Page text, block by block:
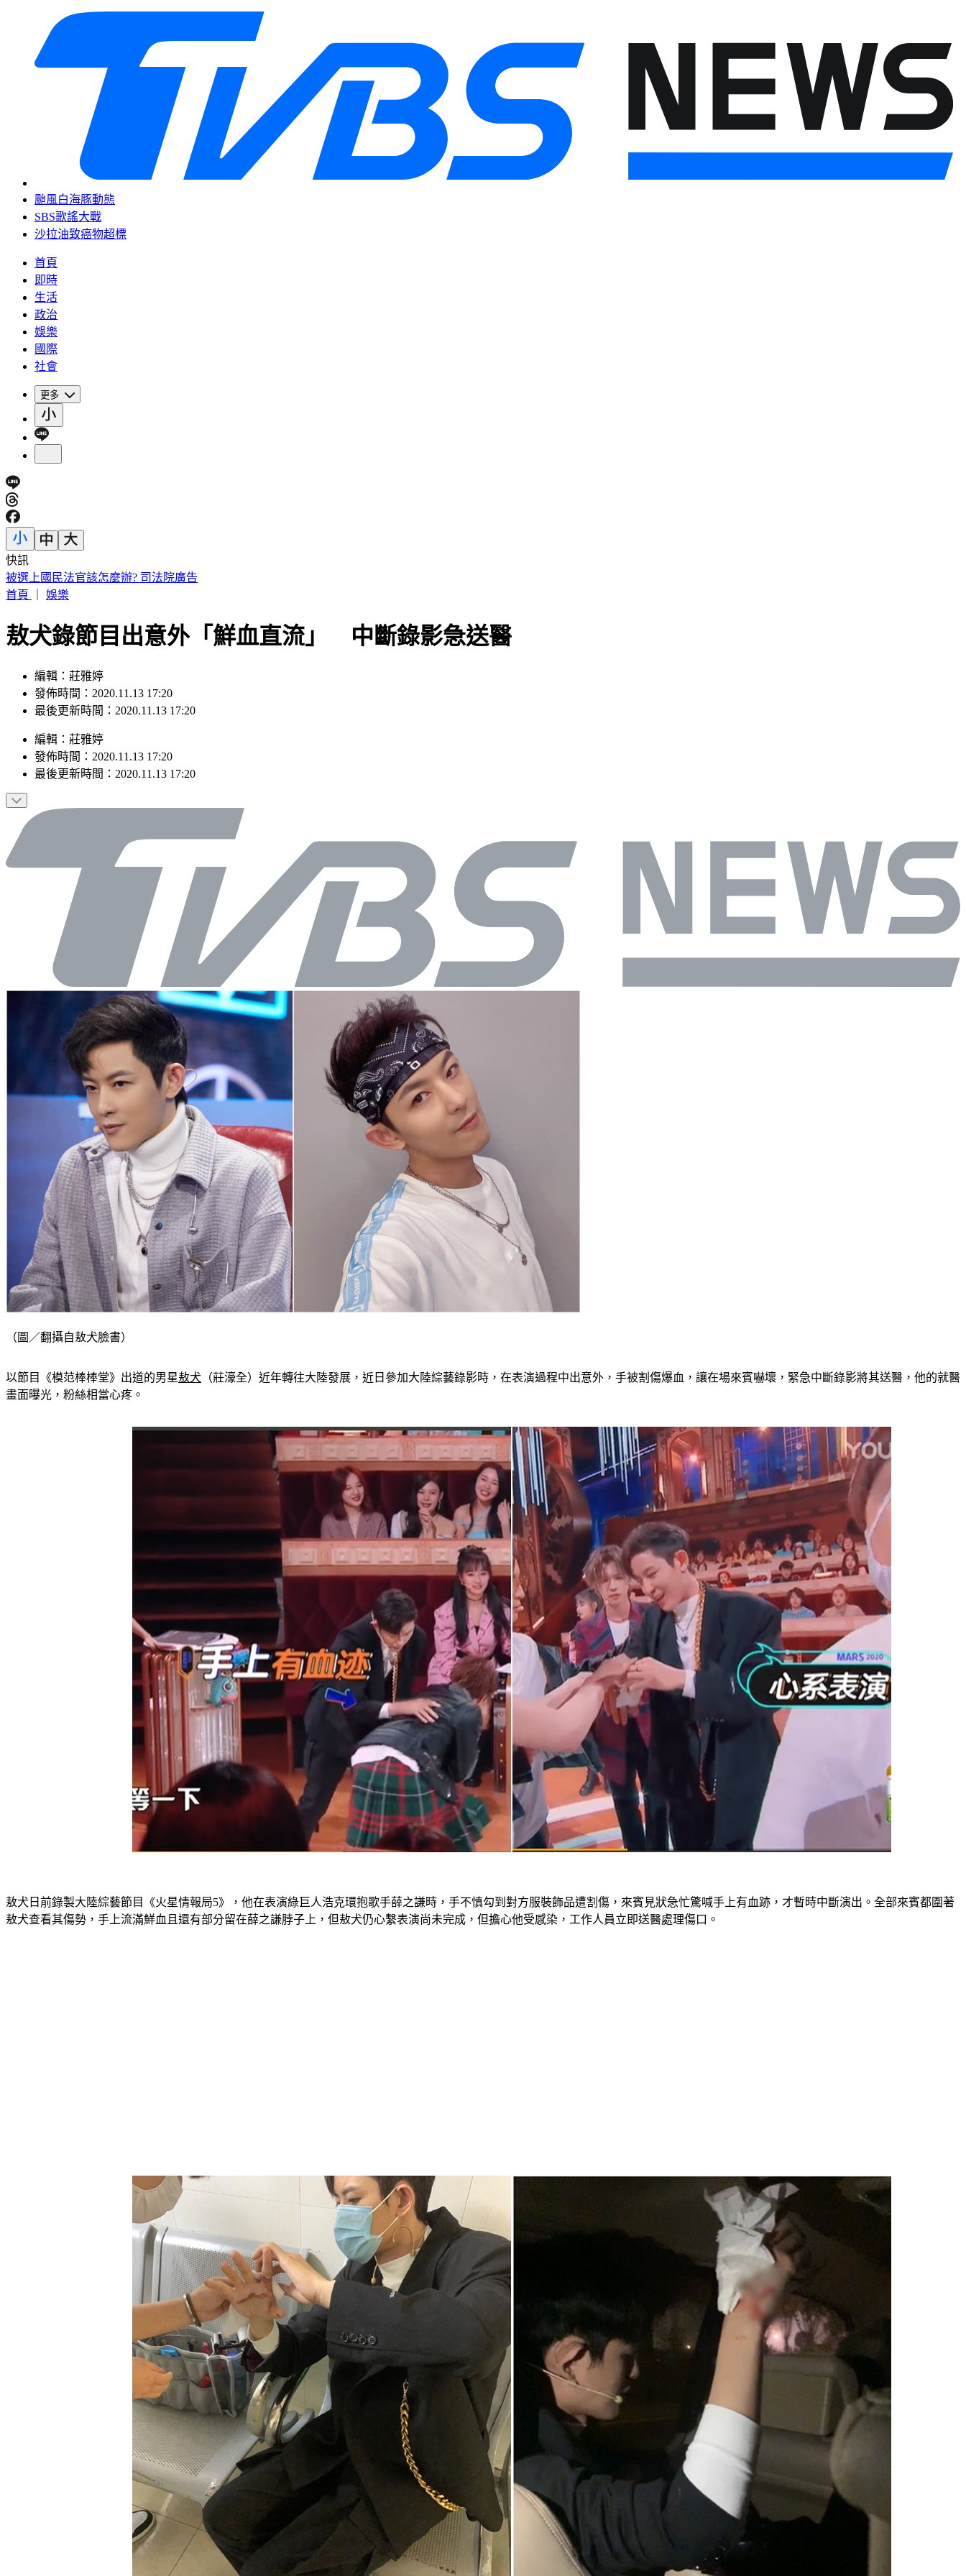
颱風白海豚動態
SBS歌謠大戰
沙拉油致癌物超標
首頁
即時
生活
政治
娛樂
國際
社會
更多
快訊
被選上國民法官該怎麼辦? 司法院廣告
首頁
娛樂
敖犬錄節目出意外「鮮血直流」 中斷錄影急送醫
編輯：莊雅婷
發佈時間：2020.11.13 17:20
最後更新時間：2020.11.13 17:20
編輯 ： 莊雅婷
發佈時間： 2020.11.13 17:20
最後更新時間： 2020.11.13 17:20
（圖／翻攝自敖犬臉書）
以節目《模范棒棒堂》出道的男星敖犬 （莊濠全）近年轉往大陸發展，近日參加大陸綜藝錄影時，在表演過程中出意外，手被割傷爆血，讓在場來賓嚇壞，緊急中斷錄影將其送醫，他的就醫
畫面曝光，粉絲相當心疼。
敖犬日前錄製大陸綜藝節目《火星情報局5》，他在表演綠巨人浩克環抱歌手薛之謙時，手不慎勾到對方服裝飾品遭割傷，來賓見狀急忙驚喊手上有血跡，才暫時中斷演出。全部來賓都圍著
敖犬查看其傷勢，手上流滿鮮血且還有部分留在薛之謙脖子上，但敖犬仍心繫表演尚未完成，但擔心他受感染，工作人員立即送醫處理傷口。